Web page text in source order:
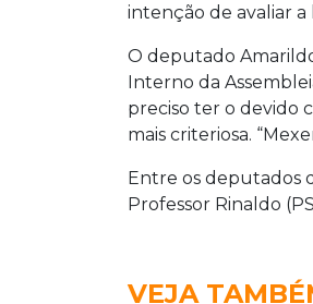
intenção de avaliar
O deputado
Interno da
preciso ter o devido
mais criteriosa.
Entre os deputados
Professor Rinaldo
VEJA